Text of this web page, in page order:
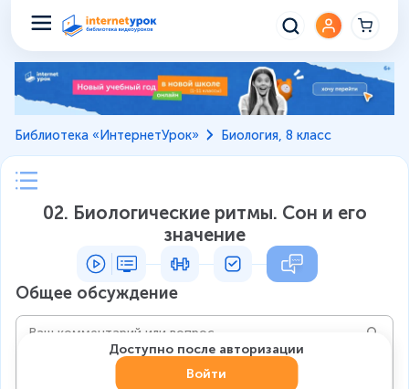
Библиотека «ИнтернетУрок» Биология, 8 класс
02. Биологические ритмы. Сон и его
значение
Общее обсуждение
Доступно после авторизации
Войти